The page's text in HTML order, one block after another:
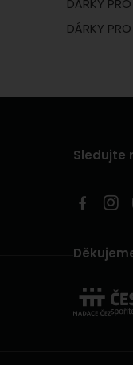
DÁRKY
Sledujte